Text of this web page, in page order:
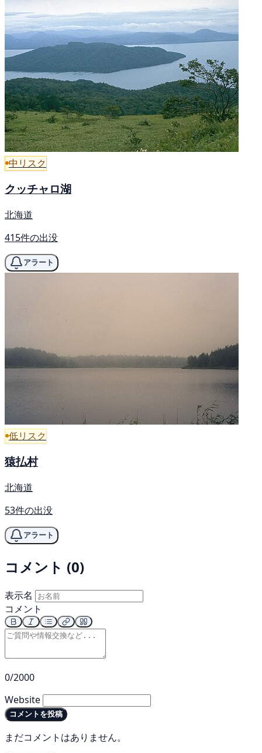
中リスク
クッチャロ湖
北海道
415件の出没
アラート
低リスク
猿払村
北海道
53件の出没
アラート
コメント (0)
表示名
コメント
0/2000
Website
コメントを投稿
まだコメントはありません。